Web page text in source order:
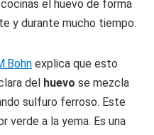
el huevo de forma
y durante mucho tiempo.
explica que esto
del huevo se mezcla
sulfuro ferroso. Este
verde a la yema. Es una